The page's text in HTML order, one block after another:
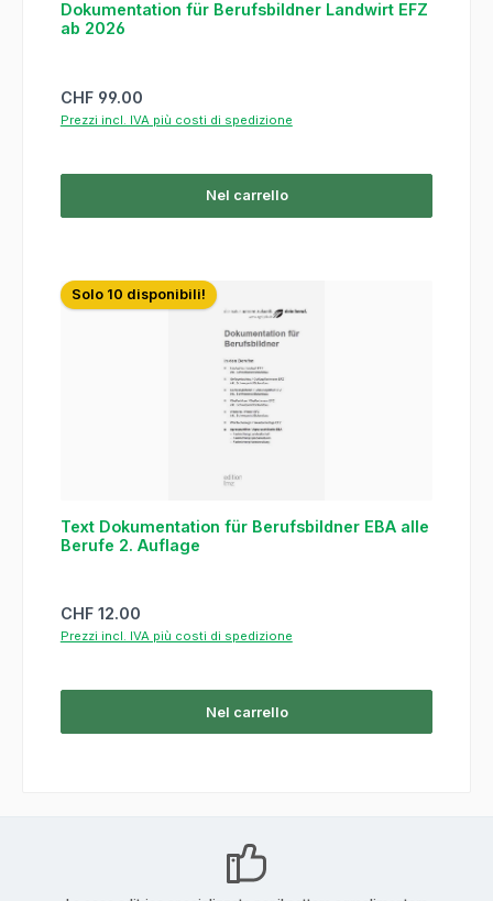
Dokumentation für Berufsbildner Landwirt EFZ
ab 2026
Prezzo normale:
CHF 99.00
Prezzi incl. IVA più costi di spedizione
Nel carrello
Solo 10 disponibili!
Text Dokumentation für Berufsbildner EBA alle
Berufe 2. Auflage
Prezzo normale:
CHF 12.00
Prezzi incl. IVA più costi di spedizione
Nel carrello